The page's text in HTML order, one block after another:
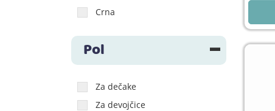
Crna
Pol
Za dečake
Za devojčice